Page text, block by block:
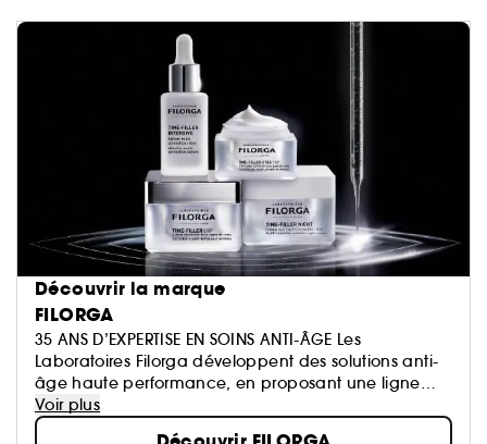
Découvrir la marque
FILORGA
35 ANS D’EXPERTISE EN SOINS ANTI-ÂGE Les
Laboratoires Filorga développent des solutions anti-
âge haute performance, en proposant une ligne
française de dermo-cosmétiques : des formules
novatrices et des ingrédients high-tech issus de
Voir plus